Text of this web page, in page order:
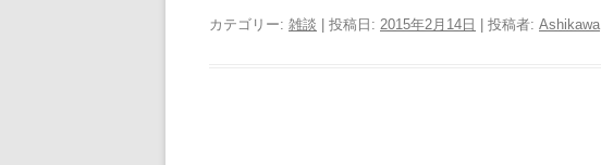
カテゴリー: 雑談 | 投稿日: 2015年2月14日 投稿者: Ashikawa